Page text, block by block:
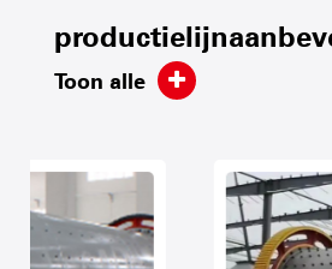
Toon alle